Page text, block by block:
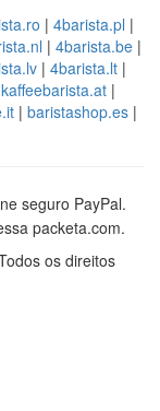
| 4barista.pl |
| 4barista.be |
| 4barista.lt|
kaffeebarista.at|
| baristashop.es|
os direitos